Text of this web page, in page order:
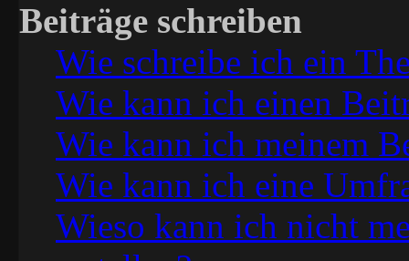
Beiträge schreiben
Wie schreibe ich ein
Wie kann ich einen
Wie kann ich meinem
Wie kann ich eine
Wieso kann ich nicht